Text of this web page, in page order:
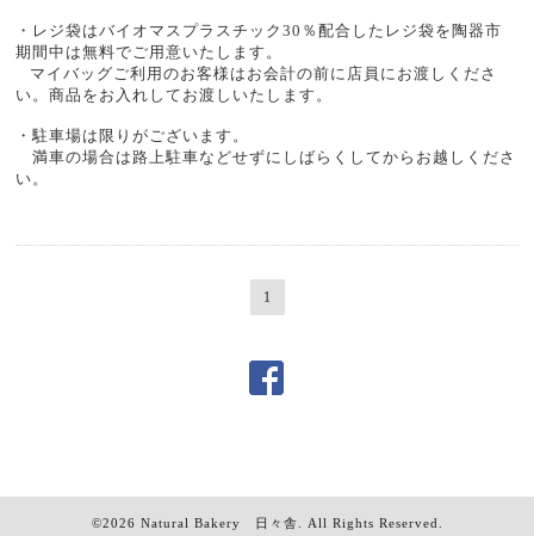
・レジ袋はバイオマスプラスチック30％配合したレジ袋を陶器市
期間中は無料でご用意いたします。
マイバッグご利用のお客様はお会計の前に店員にお渡しくださ
い。商品をお入れしてお渡しいたします。
・駐車場は限りがございます。
満車の場合は路上駐車などせずにしばらくしてからお越しくださ
い。
1
©2026 Natural Bakery 日々舎 . All Rights Reserved.